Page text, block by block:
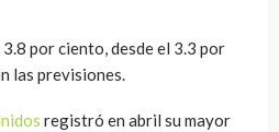
por ciento, desde el 3.3 por
las previsiones.
registró en abril su mayor